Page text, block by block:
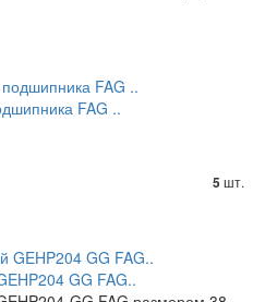
FAG ..
5 шт.
GG FAG..